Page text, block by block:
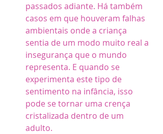
passados adiante. Há também
casos em que houveram falhas
ambientais onde a criança
sentia de um modo muito real a
insegurança que o mundo
representa. E quando se
experimenta este tipo de
sentimento na infância, isso
pode se tornar uma crença
cristalizada dentro de um
adulto.